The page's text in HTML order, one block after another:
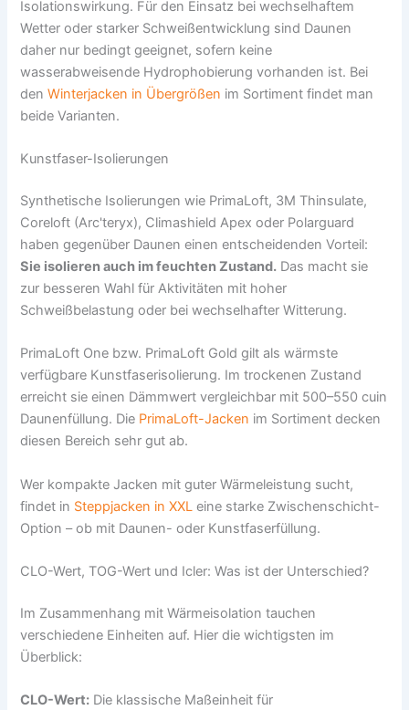
Isolationswirkung. Für den Einsatz bei wechselhaftem
Wetter oder starker Schweißentwicklung sind Daunen
daher nur bedingt geeignet, sofern keine
wasserabweisende Hydrophobierung vorhanden ist. Bei
denWinterjacken in Übergrößen im Sortiment findet man
beide Varianten.
Kunstfaser-Isolierungen
Synthetische Isolierungen wie PrimaLoft, 3M Thinsulate,
Coreloft (Arc'teryx), Climashield Apex oder Polarguard
haben gegenüber Daunen einen entscheidenden Vorteil:
Sie isolieren auch im feuchten Zustand. Das macht sie
zur besseren Wahl für Aktivitäten mit hoher
Schweißbelastung oder bei wechselhafter Witterung.
PrimaLoft One bzw. PrimaLoft Gold gilt als wärmste
verfügbare Kunstfaserisolierung. Im trockenen Zustand
erreicht sie einen Dämmwert vergleichbar mit 500–550 cuin
Daunenfüllung. Die PrimaLoft-Jacken im Sortiment decken
diesen Bereich sehr gut ab.
Wer kompakte Jacken mit guter Wärmeleistung sucht,
findet in Steppjacken in XXL eine starke Zwischenschicht-
Option – ob mit Daunen- oder Kunstfaserfüllung.
CLO-Wert, TOG-Wert und Icler: Was ist der Unterschied?
Im Zusammenhang mit Wärmeisolation tauchen
verschiedene Einheiten auf. Hier die wichtigsten im
Überblick:
CLO-Wert: Die klassische Maßeinheit für